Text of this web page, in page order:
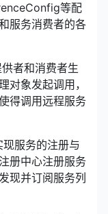
等配
服务消费者的各
者和消费者生
对象发起调用，
得调用远程服务
现服务的注册与
册中心注册服务
现并订阅服务列